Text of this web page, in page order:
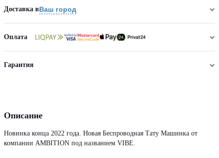
Доставка вВаш город
Оплата
Гарантия
Описание
Новинка конца 2022 года. Новая Беспроводная Тату Машинка от
компании AMBITION под названием VIBE.